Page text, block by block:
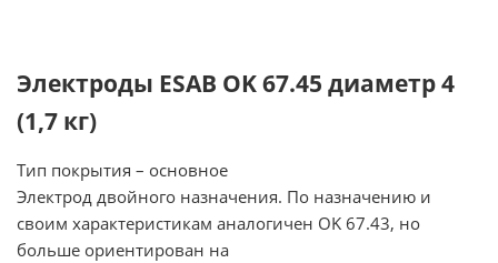
Электроды ESAB OK 67.45 диаметр 4
(1,7 кг)
Тип покрытия – основное
Электрод двойного назначения. По назначению и
своим характеристикам аналогичен OK 67.43, но
больше ориентирован на